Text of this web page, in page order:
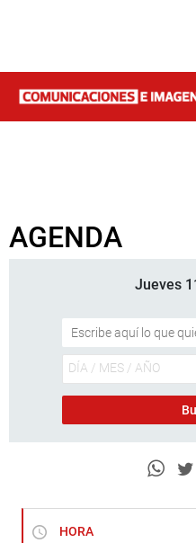
AGENDA
Jueves
HORA